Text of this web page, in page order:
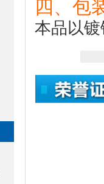
四、包
本品以